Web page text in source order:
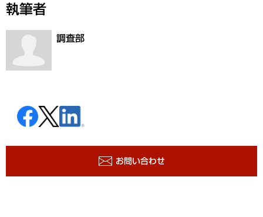
執筆者
調査部
お問い合わせ